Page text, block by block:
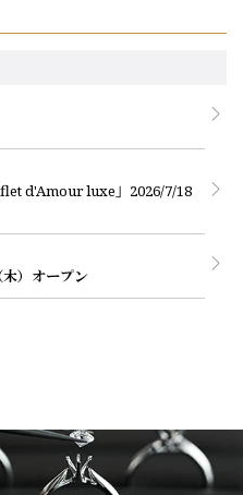
にお電話にてご連絡ください。混
な時間をお伝えいたします。
ちら
能です。
店予約ページ
約をする場合
d'Amour luxe」2026/7/18
木）オープン